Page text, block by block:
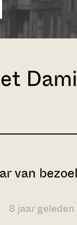
van
8 jaar geleden